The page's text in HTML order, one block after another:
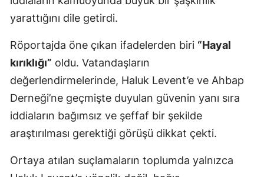
yarattığını dile getirdi.
Röportajda öne çıkan ifadelerden biri “Hayal
kırıklığı” oldu. Vatandaşların
değerlendirmelerinde, Haluk Levent’e ve Ahbap
Derneği’ne geçmişte duyulan güvenin yanı sıra
iddiaların bağımsız ve şeffaf bir şekilde
araştırılması gerektiği görüşü dikkat çekti.
Ortaya atılan suçlamaların toplumda yalnızca